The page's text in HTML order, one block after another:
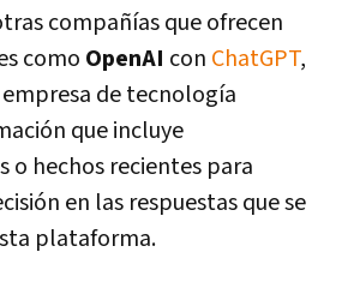
compañías que ofrecen
como OpenAI con ChatGPT,
de tecnología
que incluye
o hechos recientes para
en las respuestas que se
plataforma.